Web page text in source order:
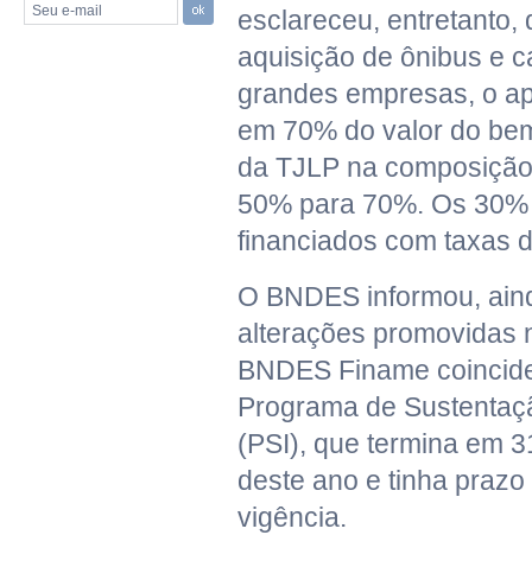
Seu e-mail
esclareceu, entretanto,
aquisição de ônibus e
grandes empresas, o
em 70% do valor do
da TJLP na
50% para 70%. Os
financiados com taxas
O BNDES informou,
alterações promovidas
BNDES Finame
Programa de
(PSI), que termina em
deste ano e tinha
vigência.